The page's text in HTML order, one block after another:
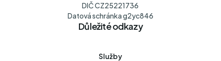
DIČ CZ25221736
Datová schránka g2yc846
Důležité odkazy
Služby